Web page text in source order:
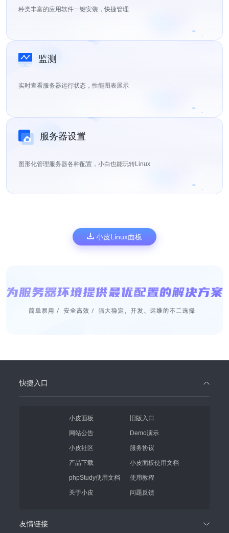
种类丰富的应用软件一键安装，快捷管理
监测
实时查看服务器运行状态，性能图表展示
服务器设置
图形化管理服务器各种配置，小白也能玩转Linux
小皮Linux面板
快捷入口
小皮面板 旧版入口
网站公告 Demo演示
小皮社区 服务协议
产品下载 小皮面板使用文档
phpStudy使用文档 使用教程
关于小皮 问题反馈
友情链接